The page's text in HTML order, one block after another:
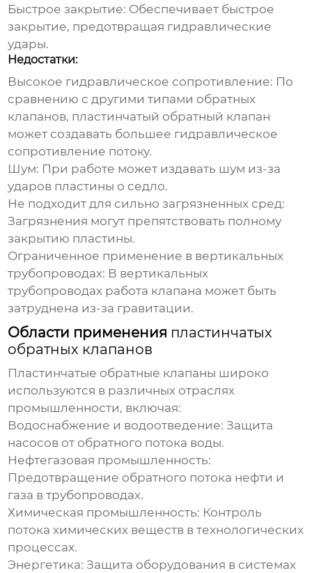
Быстрое закрытие: Обеспечивает быстрое
закрытие, предотвращая гидравлические
удары.
Недостатки:
Высокое гидравлическое сопротивление: По
сравнению с другими типами обратных
клапанов, пластинчатый обратный клапан
может создавать большее гидравлическое
сопротивление потоку.
Шум: При работе может издавать шум из-за
ударов пластины о седло.
Не подходит для сильно загрязненных сред:
Загрязнения могут препятствовать полному
закрытию пластины.
Ограниченное применение в вертикальных
трубопроводах: В вертикальных
трубопроводах работа клапана может быть
затруднена из-за гравитации.
Области применения пластинчатых
обратных клапанов
Пластинчатые обратные клапаны широко
используются в различных отраслях
промышленности, включая:
Водоснабжение и водоотведение: Защита
насосов от обратного потока воды.
Нефтегазовая промышленность:
Предотвращение обратного потока нефти и
газа в трубопроводах.
Химическая промышленность: Контроль
потока химических веществ в технологических
процессах.
Энергетика: Защита оборудования в системах